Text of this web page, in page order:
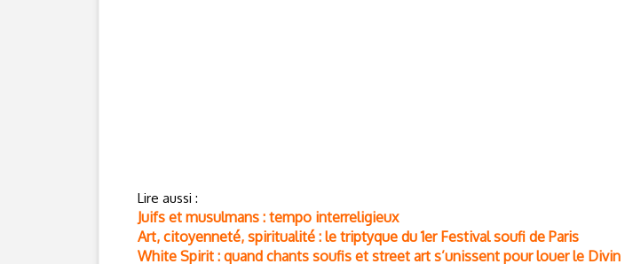
Lire aussi :
Juifs et musulmans : tempo interreligieux
Art, citoyenneté, spiritualité : le triptyque du 1er Festival soufi de Paris
White Spirit : quand chants soufis et street art s’unissent pour louer le Divin